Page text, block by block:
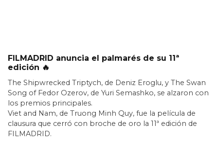
FILMADRID anuncia el palmarés de su 11ª
edición 🔥
The Shipwrecked Triptych, de Deniz Eroglu, y The Swan
Song of Fedor Ozerov, de Yuri Semashko, se alzaron con
los premios principales.
Viet and Nam, de Truong Minh Quy, fue la película de
clausura que cerró con broche de oro la 11ª edición de
FILMADRID.